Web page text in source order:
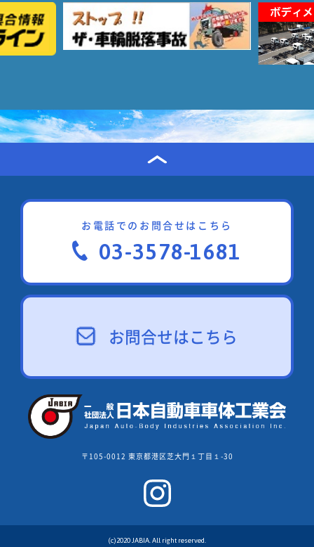
お電話でのお問合せはこちら
03-3578-1681
お問合せはこちら
〒105-0012 東京都港区芝大門１丁目１-30
(c)2020 JABIA. All right reserved.